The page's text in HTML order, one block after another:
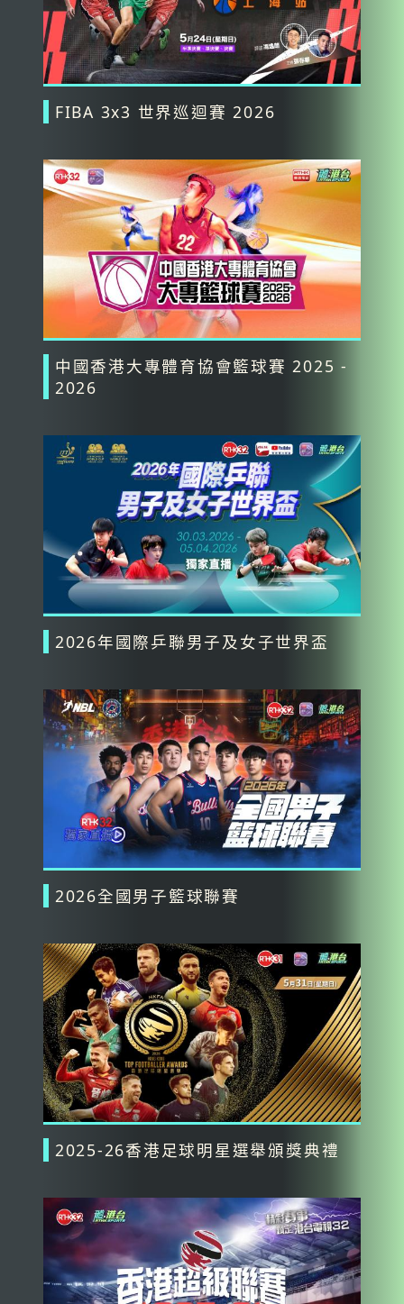
FIBA 3x3 世界巡迴賽 2026
中國香港大專體育協會籃球賽 2025 -
2026
2026年國際乒聯男子及女子世界盃
2026全國男子籃球聯賽
2025-26香港足球明星選舉頒獎典禮